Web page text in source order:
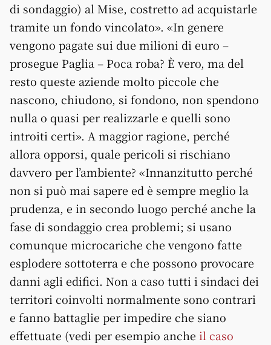
di sondaggio) al Mise, costretto ad acquistarle
tramite un fondo vincolato». «In genere
vengono pagate sui due milioni di euro –
prosegue Paglia – Poca roba? È vero, ma del
resto queste aziende molto piccole che
nascono, chiudono, si fondono, non spendono
nulla o quasi per realizzarle e quelli sono
introiti certi». A maggior ragione, perché
allora opporsi, quale pericoli si rischiano
davvero per l’ambiente? «Innanzitutto perché
non si può mai sapere ed è sempre meglio la
prudenza, e in secondo luogo perché anche la
fase di sondaggio crea problemi; si usano
comunque microcariche che vengono fatte
esplodere sottoterra e che possono provocare
danni agli edifici. Non a caso tutti i sindaci dei
territori coinvolti normalmente sono contrari
e fanno battaglie per impedire che siano
effettuate (vedi per esempio anche il caso